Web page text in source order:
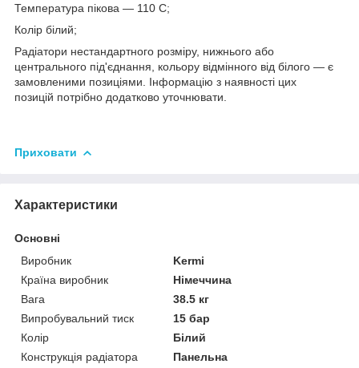
Температура пікова — 110 С;
Колір білий;
Радіатори нестандартного розміру, нижнього або
центрального під'єднання, кольору відмінного від білого — є
замовленими позиціями. Інформацію з наявності цих
позицій потрібно додатково уточнювати.
Приховати
Характеристики
Основні
Виробник
Kermi
Країна виробник
Німеччина
Вага
38.5 кг
Випробувальний тиск
15 бар
Колір
Білий
Конструкція радіатора
Панельна